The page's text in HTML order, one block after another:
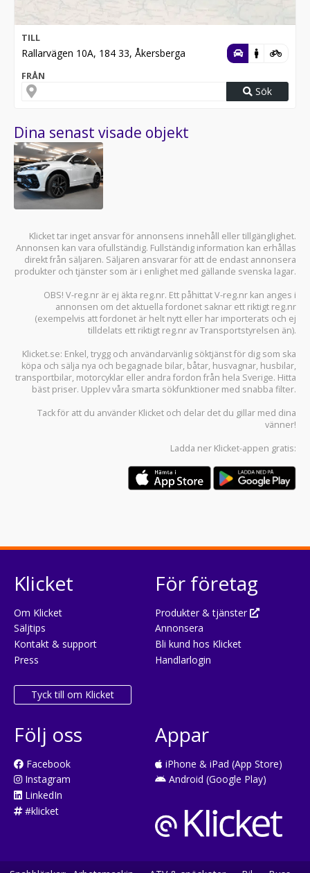
TILL
Rallarvägen 10A, 184 33, Åkersberga
FRÅN
Sök
Dina senast visade objekt
Klicket tar inget ansvar för annonsens innehåll eller tillgänglighet.
Annonsen kan vara ofullständig. Fullständig information kan erhållas
direkt från säljaren. Säljaren ansvarar för att de endast annonsera
produkter och tjänster som är i enlighet med gällande svenska lagar.
OBS! V-reg.nr är ej äkta reg.nr. Ett påhittat V-reg.nr kan anges i
annonsen om det aktuella fordonet saknar ett riktigt reg.nr
(exempelvis att fordonet är helt nytt eller har importerats och ej
tilldelats ett riktigt reg.nr av Transportstyrelsen än).
Klicket.se: Enkel, trygg och användarvänlig söktjänst för dig som ska
köpa och sälja nya och begagnade bilar, båtar, husvagnar, husbilar,
transportbilar, motorcyklar eller andra fordon från hela Sverige. Hitta
bäst priser. Upplev våra smarta sökfunktioner med snabba filter.
Tack för att du använder Klicket och delar det du gillar med dina
vänner!
Ladda ner Klicket-appen gratis:
Klicket
Om Klicket
Säljtips
Kontakt & support
Press
Tyck till om Klicket
För företag
Produkter & tjänster
Annonsera
Bli kund hos Klicket
Handlarlogin
Följ oss
Facebook
Instagram
LinkedIn
#klicket
Appar
iPhone & iPad (App Store)
Android (Google Play)